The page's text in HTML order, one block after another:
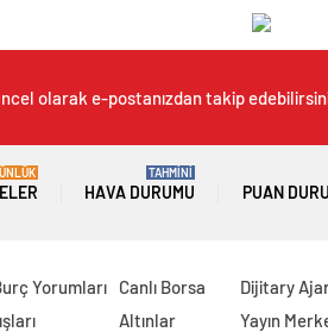
olarak e-postanızdan takip
HAVA DURUMU
TAHMİNİ
PUAN
Yorumları
Canlı Borsa
Altınlar
Dijitary
Yayın